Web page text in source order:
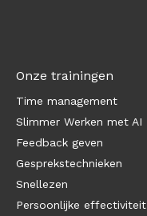
Onze trainingen
Time management
Slimmer Werken met AI
Feedback geven
Gesprekstechnieken
Snellezen
Persoonlijke effectiviteit